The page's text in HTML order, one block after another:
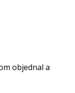
objednal a